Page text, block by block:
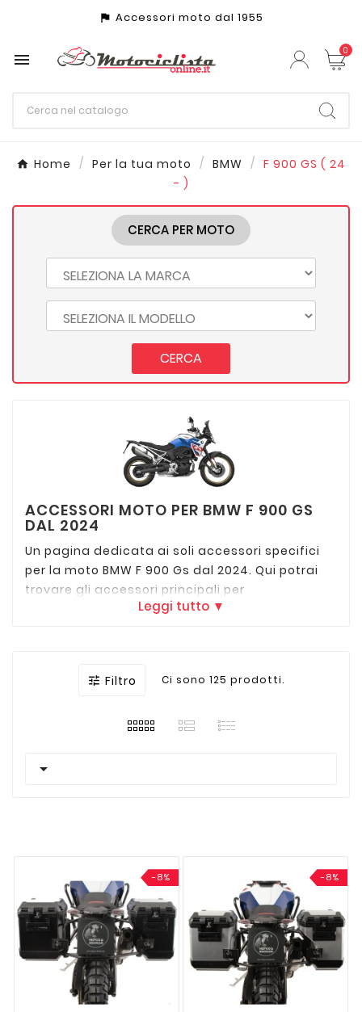
assistant_photo Accessori moto dal 1955
 0
Home Per la tua moto BMW
F 900 GS ( 24
- )
CERCA PER MOTO
CERCA
ACCESSORI MOTO PER BMW F 900 GS
DAL 2024
Un pagina dedicata ai soli accessori specifici
per la moto BMW F 900 Gs dal 2024. Qui potrai
trovare gli accessori principali per
personalizzare la tua moto come paramotore
Rizoma, Hepco Becker, Sw Motech, Puig, Isotta,
Leggi tutto ▼
 Filtro Ci sono 125 prodotti.

-8% -8%